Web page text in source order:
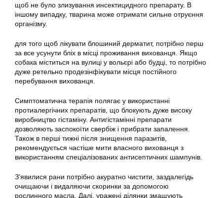
щоб не було злизування инсектицидного препарату. В
іншому випадку, тварина може отримати сильне отруєння
організму.
для того щоб лікувати блошиний дерматит, потрібно перш
за все усунути бліх в місці проживання вихованця. Якщо
собака міститься на вулиці у вольєрі або будці, то потрібно
дуже ретельно продезінфікувати місця постійного
перебування вихованця.
Симптоматична терапія полягає у використанні
протиалергічних препаратів, що блокують дуже високу
виробництво гістаміну. Антигістамінні препарати
дозволяють заспокоїти свербіж і прибрати запалення.
Також в перші тижні після знищення паразитів,
рекомендується частіше мити власного вихованця з
використанням спеціалізованих антисептичних шампунів.
З’явилися рани потрібно акуратно чистити, заздалегідь
очищаючи і видаляючи скоринки за допомогою
рослинного масла. Далі, уражені ділянки змащують